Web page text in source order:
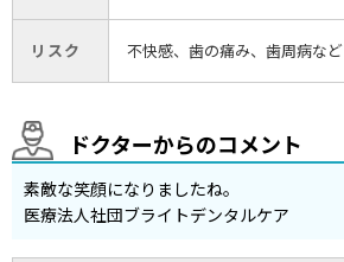
リスク 不快感、歯の痛み、歯周病など
ドクターからのコメント
素敵な笑顔になりましたね。
医療法人社団ブライトデンタルケア